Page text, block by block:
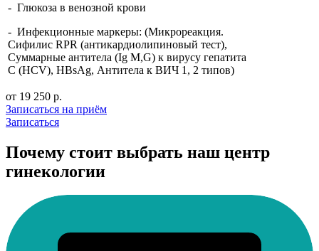
- Глюкоза в венозной крови
- Инфекционные маркеры: (Микрореакция.
Сифилис RPR (антикардиолипиновый тест),
Суммарные антитела (Ig М,G) к вирусу гепатита
С (HCV), HBsAg, Антитела к ВИЧ 1, 2 типов)
от 19 250 р.
Записаться на приём
Записаться
Почему стоит выбрать наш центр
гинекологии